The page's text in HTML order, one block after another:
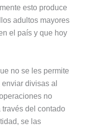
esto produce
adultos mayores
el país y que hoy
no se les permite
divisas al
no
del contado
se las